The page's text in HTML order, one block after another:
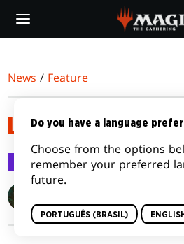
main
News / Feature
LOST LEGENDS
Feature 21 jul 2022
Do you have a language
Choose from the options
remember your preferred
future.
PORTUGUÊS (BRASIL) ENGLISH